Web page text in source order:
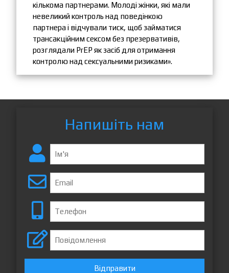
кількома партнерами. Молоді жінки, які мали
невеликий контроль над поведінкою
партнера і відчували тиск, щоб займатися
трансакційним сексом без презервативів,
розглядали PrEP як засіб для отримання
контролю над сексуальними ризиками».
Напишіть нам
Відправити